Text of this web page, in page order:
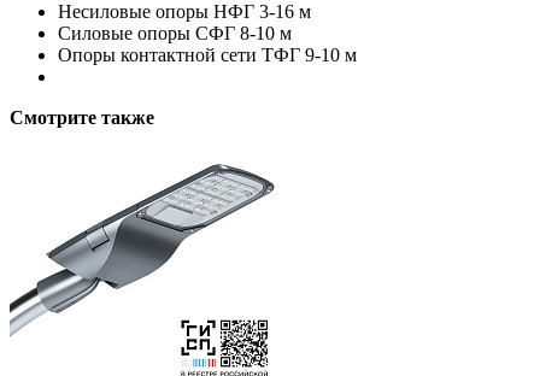
Несиловые опоры НФГ 3-16 м
Силовые опоры СФГ 8-10 м
Опоры контактной сети ТФГ 9-10 м
Смотрите также